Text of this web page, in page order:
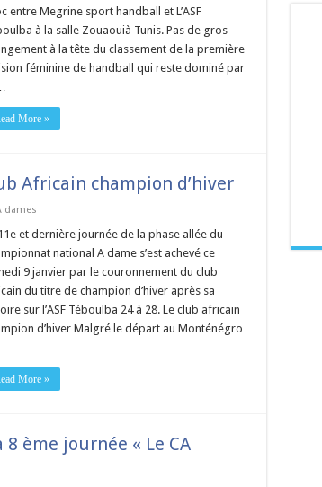
entre Megrine sport handball et L’ASF
à la salle Zouaouià Tunis. Pas de gros
à la tête du classement de la première
féminine de handball qui reste dominé par
More »
Africain champion d’hiver
dames
et dernière journée de la phase allée du
national A dame s’est achevé ce
9 janvier par le couronnement du club
du titre de champion d’hiver après sa
sur l’ASF Téboulba 24 à 28. Le club africain
d’hiver Malgré le départ au Monténégro
More »
ème journée « Le CA